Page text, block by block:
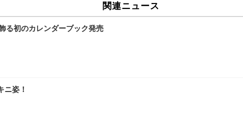
関連ニュース
る初のカレンダーブック発売
姿！